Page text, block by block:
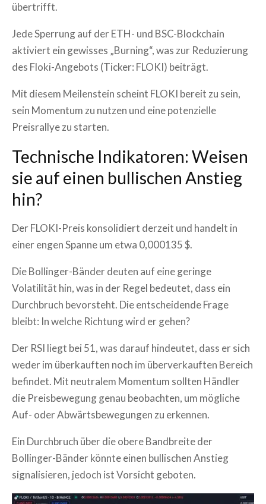
übertrifft.
Jede Sperrung auf der ETH- und BSC-Blockchain
aktiviert ein gewisses „Burning“, was zur Reduzierung
des Floki-Angebots (Ticker: FLOKI) beiträgt.
Mit diesem Meilenstein scheint FLOKI bereit zu sein,
sein Momentum zu nutzen und eine potenzielle
Preisrallye zu starten.
Technische Indikatoren: Weisen
sie auf einen bullischen Anstieg
hin?
Der FLOKI-Preis konsolidiert derzeit und handelt in
einer engen Spanne um etwa 0,000135 $.
Die Bollinger-Bänder deuten auf eine geringe
Volatilität hin, was in der Regel bedeutet, dass ein
Durchbruch bevorsteht. Die entscheidende Frage
bleibt: In welche Richtung wird er gehen?
Der RSI liegt bei 51, was darauf hindeutet, dass er sich
weder im überkauften noch im überverkauften Bereich
befindet. Mit neutralem Momentum sollten Händler
die Preisbewegung genau beobachten, um mögliche
Auf- oder Abwärtsbewegungen zu erkennen.
Ein Durchbruch über die obere Bandbreite der
Bollinger-Bänder könnte einen bullischen Anstieg
signalisieren, jedoch ist Vorsicht geboten.